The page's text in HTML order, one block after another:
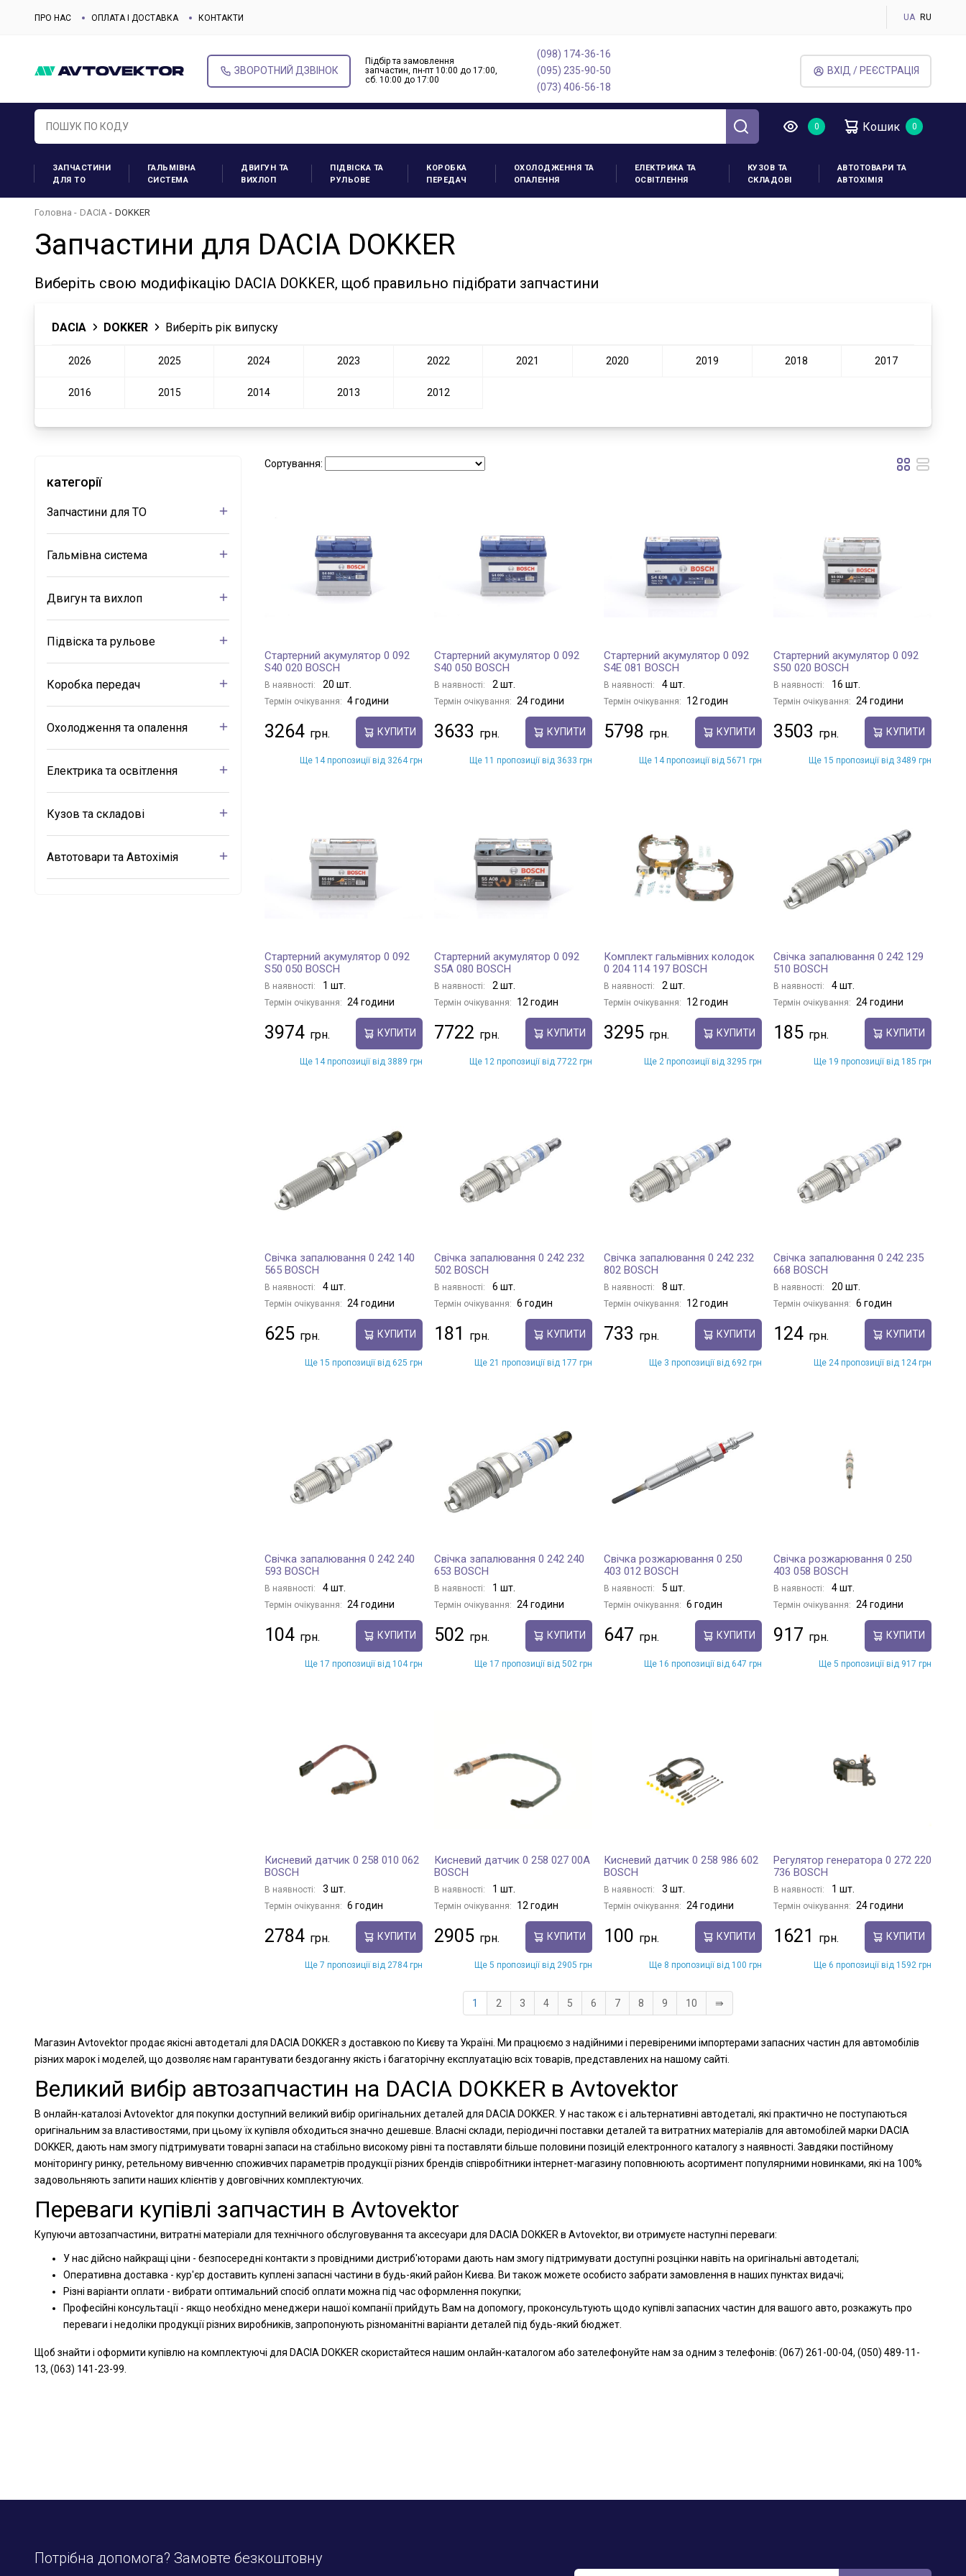
ПРО НАС ОПЛАТА І ДОСТАВКА КОНТАКТИ UA RU
ЗВОРОТНИЙ ДЗВІНОК
Підбір та замовлення
запчастин, пн-пт 10:00 до 17:00,
cб. 10:00 до 17:00
(098) 174-36-16
(095) 235-90-50
(073) 406-56-18
ВХІД / РЕЄСТРАЦІЯ
Кошик
ЗАПЧАСТИНИ
ДЛЯ ТО
ГАЛЬМІВНА
СИСТЕМА
ДВИГУН ТА
ВИХЛОП
ПІДВІСКА ТА
РУЛЬОВЕ
КОРОБКА
ПЕРЕДАЧ
ОХОЛОДЖЕННЯ ТА
ОПАЛЕННЯ
ЕЛЕКТРИКА ТА
ОСВІТЛЕННЯ
КУЗОВ ТА
СКЛАДОВІ
АВТОТОВАРИ ТА
АВТОХІМІЯ
Головна DACIA DOKKER
Запчастини для DACIA DOKKER
Виберіть свою модифікацію DACIA DOKKER, щоб правильно підібрати запчастини
DACIA DOKKER Виберіть рік випуску
2026 2025 2024 2023 2022 2021 2020 2019 2018 2017
2016 2015 2014 2013 2012
категорії
Запчастини для ТО
Гальмівна система
Двигун та вихлоп
Підвіска та рульове
Коробка передач
Охолодження та опалення
Електрика та освітлення
Кузов та складові
Автотовари та Автохімія
Сортування:
Стартерний акумулятор 0 092
S40 020 BOSCH
В наявності: 20 шт.
Термін очікування: 4 години
3264 КУПИТИ
Ще 14 пропозиції від 3264 грн
Стартерний акумулятор 0 092
S40 050 BOSCH
В наявності: 2 шт.
Термін очікування: 24 години
3633 КУПИТИ
Ще 11 пропозиції від 3633 грн
Стартерний акумулятор 0 092
S4E 081 BOSCH
В наявності: 4 шт.
Термін очікування: 12 годин
5798 КУПИТИ
Ще 14 пропозиції від 5671 грн
Стартерний акумулятор 0 092
S50 020 BOSCH
В наявності: 16 шт.
Термін очікування: 24 години
3503 КУПИТИ
Ще 15 пропозиції від 3489 грн
Стартерний акумулятор 0 092
S50 050 BOSCH
В наявності: 1 шт.
Термін очікування: 24 години
3974 КУПИТИ
Ще 14 пропозиції від 3889 грн
Стартерний акумулятор 0 092
S5A 080 BOSCH
В наявності: 2 шт.
Термін очікування: 12 годин
7722 КУПИТИ
Ще 12 пропозиції від 7722 грн
Комплект гальмівних колодок
0 204 114 197 BOSCH
В наявності: 2 шт.
Термін очікування: 12 годин
3295 КУПИТИ
Ще 2 пропозиції від 3295 грн
Свічка запалювання 0 242 129
510 BOSCH
В наявності: 4 шт.
Термін очікування: 24 години
185 КУПИТИ
Ще 19 пропозиції від 185 грн
Свічка запалювання 0 242 140
565 BOSCH
В наявності: 4 шт.
Термін очікування: 24 години
625 КУПИТИ
Ще 15 пропозиції від 625 грн
Свічка запалювання 0 242 232
502 BOSCH
В наявності: 6 шт.
Термін очікування: 6 годин
181 КУПИТИ
Ще 21 пропозиції від 177 грн
Свічка запалювання 0 242 232
802 BOSCH
В наявності: 8 шт.
Термін очікування: 12 годин
733 КУПИТИ
Ще 3 пропозиції від 692 грн
Свічка запалювання 0 242 235
668 BOSCH
В наявності: 20 шт.
Термін очікування: 6 годин
124 КУПИТИ
Ще 24 пропозиції від 124 грн
Свічка запалювання 0 242 240
593 BOSCH
В наявності: 4 шт.
Термін очікування: 24 години
104 КУПИТИ
Ще 17 пропозиції від 104 грн
Свічка запалювання 0 242 240
653 BOSCH
В наявності: 1 шт.
Термін очікування: 24 години
502 КУПИТИ
Ще 17 пропозиції від 502 грн
Свічка розжарювання 0 250
403 012 BOSCH
В наявності: 5 шт.
Термін очікування: 6 годин
647 КУПИТИ
Ще 16 пропозиції від 647 грн
Свічка розжарювання 0 250
403 058 BOSCH
В наявності: 4 шт.
Термін очікування: 24 години
917 КУПИТИ
Ще 5 пропозиції від 917 грн
Кисневий датчик 0 258 010 062
BOSCH
В наявності: 3 шт.
Термін очікування: 6 годин
2784 КУПИТИ
Ще 7 пропозиції від 2784 грн
Кисневий датчик 0 258 027 00A
BOSCH
В наявності: 1 шт.
Термін очікування: 12 годин
2905 КУПИТИ
Ще 5 пропозиції від 2905 грн
Кисневий датчик 0 258 986 602
BOSCH
В наявності: 3 шт.
Термін очікування: 24 години
100 КУПИТИ
Ще 8 пропозиції від 100 грн
Регулятор генератора 0 272 220
736 BOSCH
В наявності: 1 шт.
Термін очікування: 24 години
1621 КУПИТИ
Ще 6 пропозиції від 1592 грн
1 2 3 4 5 6 7 8 9 10 ⇛
Магазин Avtovektor продає якісні автодеталі для DACIA DOKKER з доставкою по Києву та Україні. Ми працюємо з надійними і перевіреними імпортерами запасних частин для автомобілів
різних марок і моделей, що дозволяє нам гарантувати бездоганну якість і багаторічну експлуатацію всіх товарів, представлених на нашому сайті.
Великий вибір автозапчастин на DACIA DOKKER в Avtovektor
В онлайн-каталозі Avtovektor для покупки доступний великий вибір оригінальних деталей для DACIA DOKKER. У нас також є і альтернативні автодеталі, які практично не поступаються
оригінальним за властивостями, при цьому їх купівля обходиться значно дешевше. Власні склади, періодичні поставки деталей та витратних матеріалів для автомобілей марки DACIA
DOKKER, дають нам змогу підтримувати товарні запаси на стабільно високому рівні та поставляти більше половини позицій електронного каталогу з наявності. Завдяки постійному
моніторингу ринку, ретельному вивченню споживчих параметрів продукції різних брендів співробітники інтернет-магазину поповнюють асортимент популярними новинками, які на 100%
задовольняють запити наших клієнтів у довговічних комплектуючих.
Переваги купівлі запчастин в Avtovektor
Купуючи автозапчастини, витратні матеріали для технічного обслуговування та аксесуари для DACIA DOKKER в Avtovektor, ви отримуєте наступні переваги:
У нас дійсно найкращі ціни - безпосередні контакти з провідними дистриб'юторами дають нам змогу підтримувати доступні розцінки навіть на оригінальні автодеталі;
Оперативна доставка - кур'єр доставить куплені запасні частини в будь-який район Києва. Ви також можете особисто забрати замовлення в наших пунктах видачі;
Різні варіанти оплати - вибрати оптимальний спосіб оплати можна під час оформлення покупки;
Професійні консультації - якщо необхідно менеджери нашої компанії прийдуть Вам на допомогу, проконсультують щодо купівлі запасних частин для вашого авто, розкажуть про
переваги і недоліки продукції різних виробників, запропонують різноманітні варіанти деталей під будь-який бюджет.
Щоб знайти і оформити купівлю на комплектуючі для DACIA DOKKER скористайтеся нашим онлайн-каталогом або зателефонуйте нам за одним з телефонів: (067) 261-00-04, (050) 489-11-
13, (063) 141-23-99.
Потрібна допомога? Замовте безкоштовну